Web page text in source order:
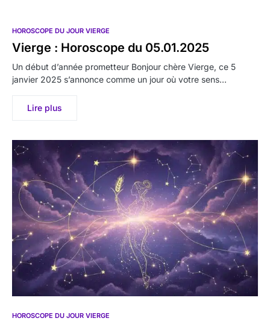
HOROSCOPE DU JOUR VIERGE
Vierge : Horoscope du 05.01.2025
Un début d’année prometteur Bonjour chère Vierge, ce 5
janvier 2025 s’annonce comme un jour où votre sens…
Lire plus
HOROSCOPE DU JOUR VIERGE